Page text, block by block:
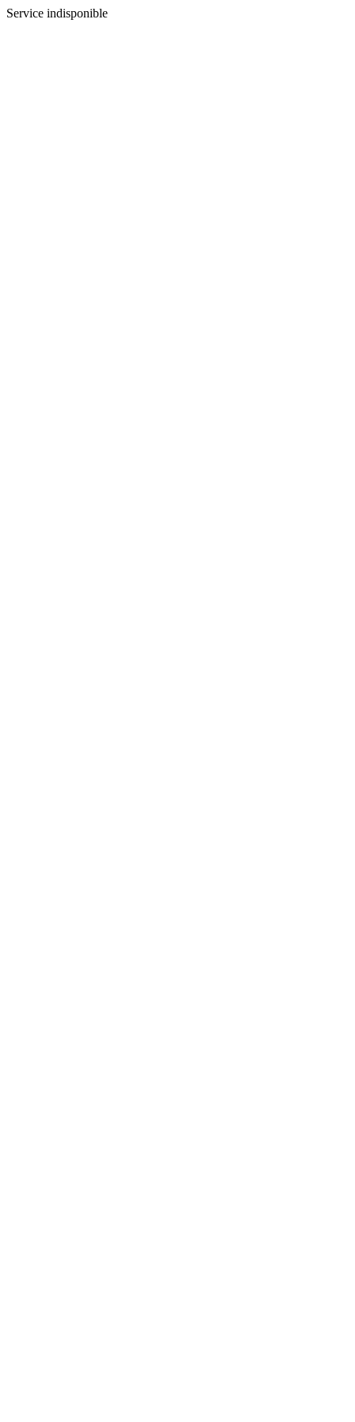
Service indisponible